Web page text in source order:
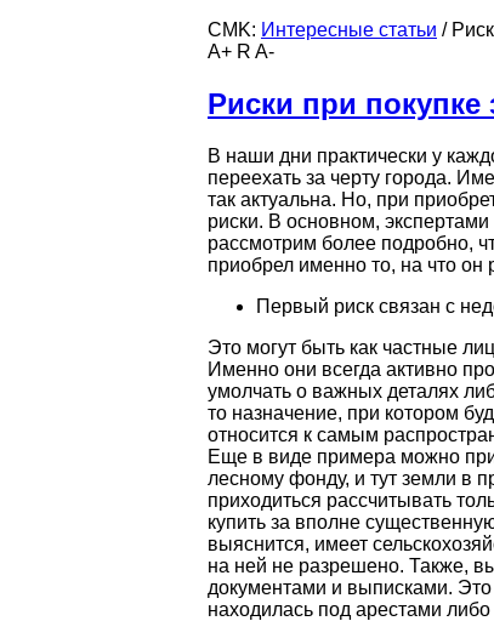
CMK: Интересные статьи /
A+ R A-
Риски при покупке
В наши дни практически у
переехать за черту города.
так актуальна. Но, при
риски. В основном,
рассмотрим более подробно,
приобрел именно то, на что он
Первый риск связан с
Это могут быть как частные
Именно они всегда активно
умолчать о важных деталях
то назначение, при котором
относится к самым
Еще в виде примера можно
лесному фонду, и тут земли в
приходиться рассчитывать
купить за вполне
выяснится, имеет
на ней не разрешено. Также,
документами и выписками.
находилась под арестами